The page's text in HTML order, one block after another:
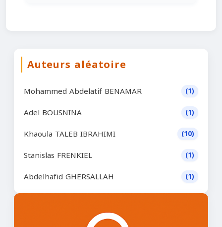
Auteurs aléatoire
Mohammed Abdelatif BENAMAR (1)
Adel BOUSNINA (1)
Khaoula TALEB IBRAHIMI (10)
Stanislas FRENKIEL (1)
Abdelhafid GHERSALLAH (1)